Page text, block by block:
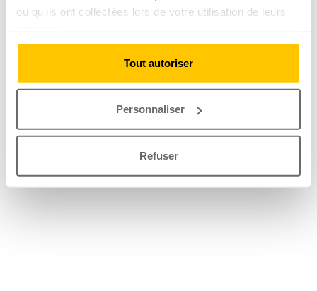
ou qu'ils ont collectées lors de votre utilisation de leurs
Tout autoriser
Personnaliser
Refuser